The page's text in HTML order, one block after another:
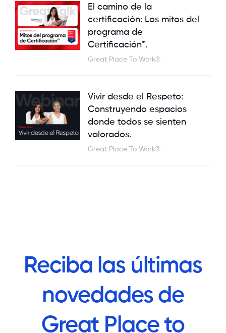
El camino de la
certificación: Los mitos del
programa de
Certificación™.
Great Place To Work®
Vivir desde el Respeto:
Construyendo espacios
donde todos se sienten
valorados.
Great Place To Work®
Reciba las últimas
novedades de
Great Place to